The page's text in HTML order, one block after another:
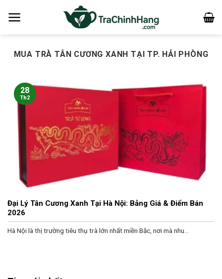
qua
MUA TRÀ TÂN CƯƠNG XANH TẠI TP. HẢI PHÒNG
Đại Lý Tân Cương Xanh Tại Hà Nội: Bảng Giá & Điểm Bán
2026
Hà Nội là thị trường tiêu thụ trà lớn nhất miền Bắc, nơi mà nhu...
28
Th2